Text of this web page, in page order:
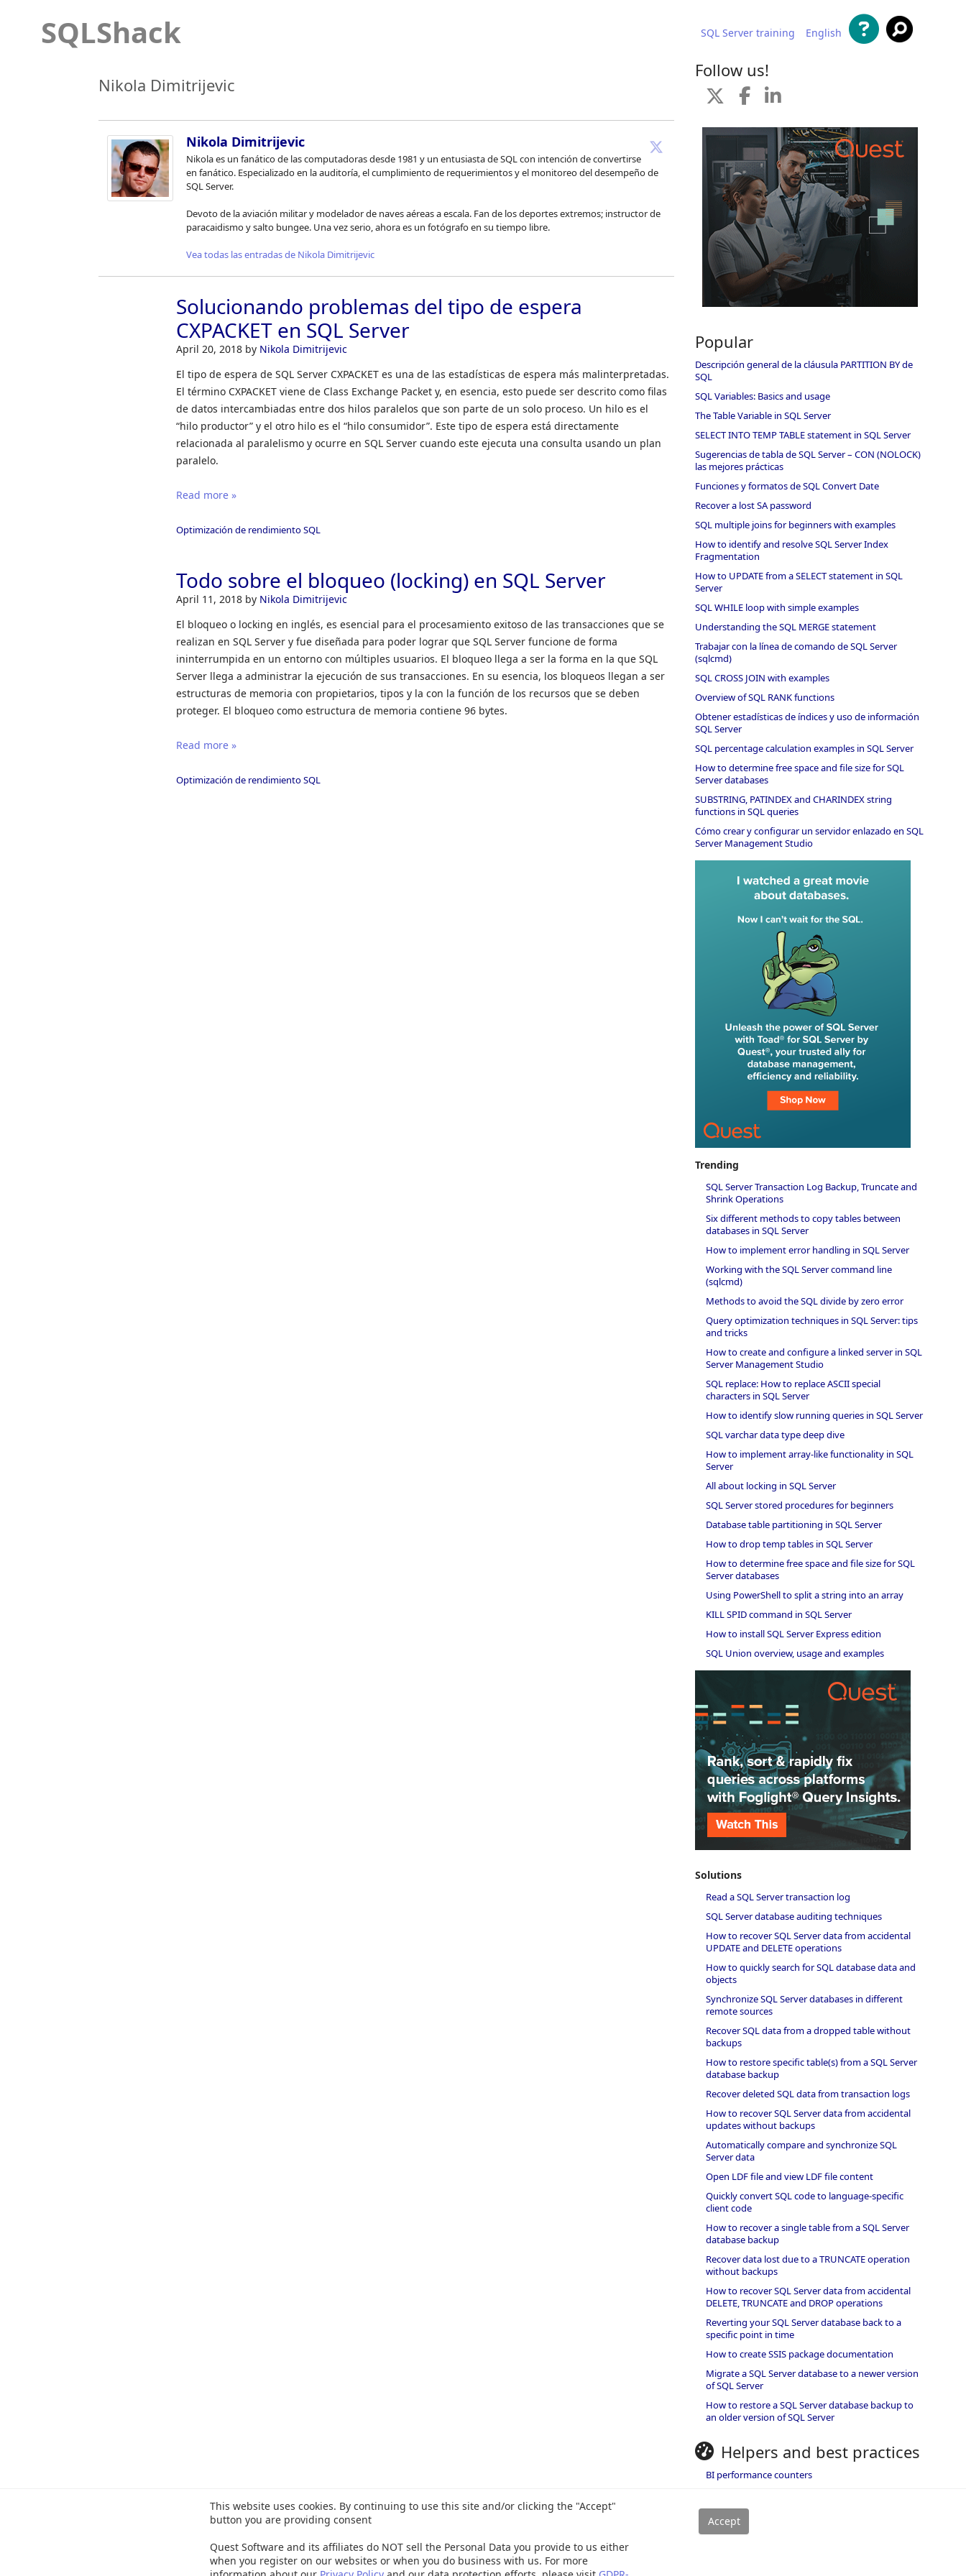
This website uses cookies. By continuing to use this site and/or clicking the "Accept"
button you are providing consent
Quest Software and its affiliates do NOT sell the Personal Data you provide to us either
when you register on our websites or when you do business with us. For more
SQLShack SQL Server training English
Nikola Dimitrijevic
Nikola Dimitrijevic
Nikola es un fanático de las computadoras desde 1981 y un entusiasta de SQL con intención de convertirse
en fanático. Especializado en la auditoría, el cumplimiento de requerimientos y el monitoreo del desempeño de
SQL Server.
Devoto de la aviación militar y modelador de naves aéreas a escala. Fan de los deportes extremos; instructor de
paracaidismo y salto bungee. Una vez serio, ahora es un fotógrafo en su tiempo libre.
Vea todas las entradas de Nikola Dimitrijevic
Solucionando problemas del tipo de espera
CXPACKET en SQL Server
April 20, 2018 by Nikola Dimitrijevic
El tipo de espera de SQL Server CXPACKET es una de las estadísticas de espera más malinterpretadas.
El término CXPACKET viene de Class Exchange Packet y, en esencia, esto puede ser descrito como filas
de datos intercambiadas entre dos hilos paralelos que son parte de un solo proceso. Un hilo es el
“hilo productor” y el otro hilo es el “hilo consumidor”. Este tipo de espera está directamente
relacionada al paralelismo y ocurre en SQL Server cuando este ejecuta una consulta usando un plan
paralelo.
Read more »
Optimización de rendimiento SQL
Todo sobre el bloqueo (locking) en SQL Server
April 11, 2018 by Nikola Dimitrijevic
El bloqueo o locking en inglés, es esencial para el procesamiento exitoso de las transacciones que se
realizan en SQL Server y fue diseñada para poder lograr que SQL Server funcione de forma
ininterrumpida en un entorno con múltiples usuarios. El bloqueo llega a ser la forma en la que SQL
Server llega a administrar la ejecución de sus transacciones. En su esencia, los bloqueos llegan a ser
estructuras de memoria con propietarios, tipos y la con la función de los recursos que se deben
proteger. El bloqueo como estructura de memoria contiene 96 bytes.
Read more »
Optimización de rendimiento SQL
Follow us!
Popular
Descripción general de la cláusula PARTITION BY de
SQL
SQL Variables: Basics and usage
The Table Variable in SQL Server
SELECT INTO TEMP TABLE statement in SQL Server
Sugerencias de tabla de SQL Server – CON (NOLOCK)
las mejores prácticas
Funciones y formatos de SQL Convert Date
Recover a lost SA password
SQL multiple joins for beginners with examples
How to identify and resolve SQL Server Index
Fragmentation
How to UPDATE from a SELECT statement in SQL
Server
SQL WHILE loop with simple examples
Understanding the SQL MERGE statement
Trabajar con la línea de comando de SQL Server
(sqlcmd)
SQL CROSS JOIN with examples
Overview of SQL RANK functions
Obtener estadísticas de índices y uso de información
SQL Server
SQL percentage calculation examples in SQL Server
How to determine free space and file size for SQL
Server databases
SUBSTRING, PATINDEX and CHARINDEX string
functions in SQL queries
Cómo crear y configurar un servidor enlazado en SQL
Server Management Studio
Trending
SQL Server Transaction Log Backup, Truncate and
Shrink Operations
Six different methods to copy tables between
databases in SQL Server
How to implement error handling in SQL Server
Working with the SQL Server command line
(sqlcmd)
Methods to avoid the SQL divide by zero error
Query optimization techniques in SQL Server: tips
and tricks
How to create and configure a linked server in SQL
Server Management Studio
SQL replace: How to replace ASCII special
characters in SQL Server
How to identify slow running queries in SQL Server
SQL varchar data type deep dive
How to implement array-like functionality in SQL
Server
All about locking in SQL Server
SQL Server stored procedures for beginners
Database table partitioning in SQL Server
How to drop temp tables in SQL Server
How to determine free space and file size for SQL
Server databases
Using PowerShell to split a string into an array
KILL SPID command in SQL Server
How to install SQL Server Express edition
SQL Union overview, usage and examples
Solutions
Read a SQL Server transaction log
SQL Server database auditing techniques
How to recover SQL Server data from accidental
UPDATE and DELETE operations
How to quickly search for SQL database data and
objects
Synchronize SQL Server databases in different
remote sources
Recover SQL data from a dropped table without
backups
How to restore specific table(s) from a SQL Server
database backup
Recover deleted SQL data from transaction logs
How to recover SQL Server data from accidental
updates without backups
Automatically compare and synchronize SQL
Server data
Open LDF file and view LDF file content
Quickly convert SQL code to language-specific
client code
How to recover a single table from a SQL Server
database backup
Recover data lost due to a TRUNCATE operation
without backups
How to recover SQL Server data from accidental
DELETE, TRUNCATE and DROP operations
Reverting your SQL Server database back to a
specific point in time
How to create SSIS package documentation
Migrate a SQL Server database to a newer version
of SQL Server
How to restore a SQL Server database backup to
an older version of SQL Server
Helpers and best practices
BI performance counters
SQL Server wait types